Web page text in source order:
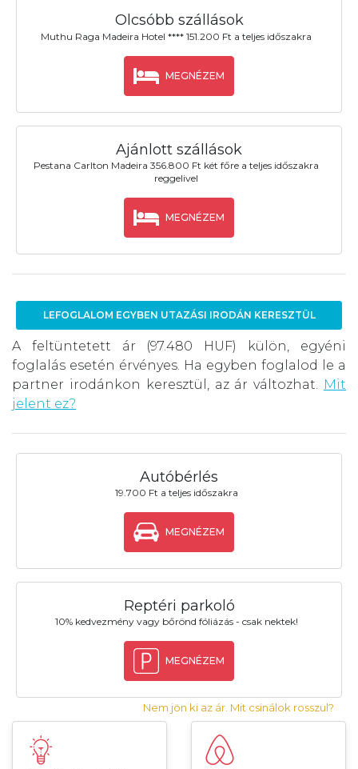
Olcsóbb szállások
Muthu Raga Madeira Hotel **** 151.200 Ft a teljes időszakra
MEGNÉZEM
Ajánlott szállások
Pestana Carlton Madeira 356.800 Ft két főre a teljes időszakra
reggelivel
MEGNÉZEM
LEFOGLALOM EGYBEN UTAZÁSI IRODÁN KERESZTÜL
A feltüntetett ár (97.480 HUF) külön, egyéni
foglalás esetén érvényes. Ha egyben foglalod le a
partner irodánkon keresztül, az ár változhat. Mit
jelent ez?
Autóbérlés
19.700 Ft a teljes időszakra
MEGNÉZEM
Reptéri parkoló
10% kedvezmény vagy bőrönd fóliázás - csak nektek!
MEGNÉZEM
Nem jön ki az ár. Mit csinálok rosszul?